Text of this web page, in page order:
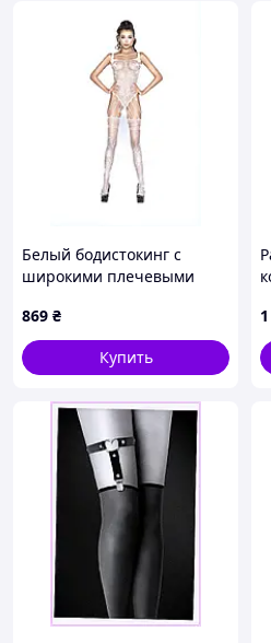
Белый бодистокинг с
широкими плечевыми
869 ₴
Купить